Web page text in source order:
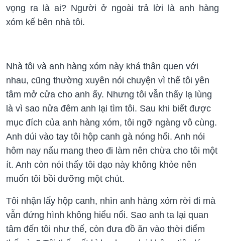
vọng ra là ai? Người ở ngoài trả lời là anh hàng
xóm kế bên nhà tôi.
Nhà tôi và anh hàng xóm này khá thân quen với
nhau, cũng thường xuyên nói chuyện vì thế tôi yên
tâm mở cửa cho anh ấy. Nhưng tôi vẫn thấy lạ lùng
là vì sao nửa đêm anh lại tìm tôi. Sau khi biết được
mục đích của anh hàng xóm, tôi ngỡ ngàng vô cùng.
Anh dúi vào tay tôi hộp canh gà nóng hổi. Anh nói
hôm nay nấu mang theo đi làm nên chừa cho tôi một
ít. Anh còn nói thấy tôi dạo này không khỏe nên
muốn tôi bồi dưỡng một chút.
Tôi nhận lấy hộp canh, nhìn anh hàng xóm rời đi mà
vẫn đứng hình không hiểu nổi. Sao anh ta lại quan
tâm đến tôi như thế, còn đưa đồ ăn vào thời điểm